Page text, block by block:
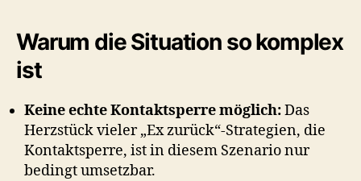
Warum die Situation so komplex
ist
Keine echte Kontaktsperre möglich:Das
Herzstück vieler „Ex zurück“-Strategien, die
Kontaktsperre, ist in diesem Szenario nur
bedingt umsetzbar.